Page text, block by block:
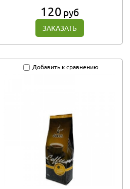
120 руб
ЗАКАЗАТЬ
Добавить к сравнению